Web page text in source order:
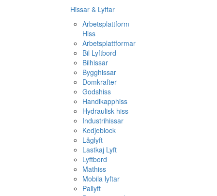
Hissar & Lyftar
Arbetsplattform
Hiss
Arbetsplattformar
Bil Lyftbord
Bilhissar
Bygghissar
Domkrafter
Godshiss
Handikapphiss
Hydraulisk hiss
Industrihissar
Kedjeblock
Låglyft
Lastkaj Lyft
Lyftbord
Mathiss
Mobila lyftar
Pallyft